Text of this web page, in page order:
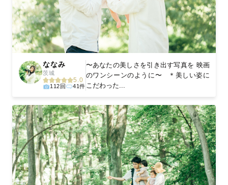
ななみ
茨城
5.0
112回 41件
〜あなたの美しさを引き出す写真を 映画
のワンシーンのように〜 ＊美しい姿に
こだわった...